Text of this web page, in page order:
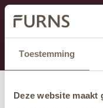
Toestemming
Deze website maakt
Dit onderdeel is
Als je informatie
168 of mailen